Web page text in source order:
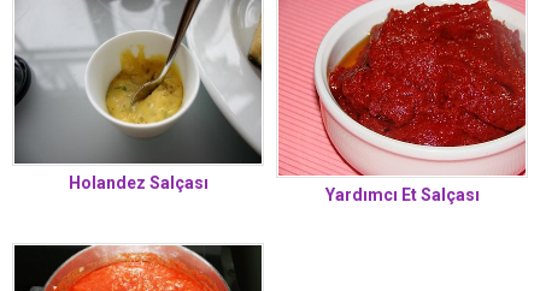
Holandez Salçası
Yardımcı Et Salçası